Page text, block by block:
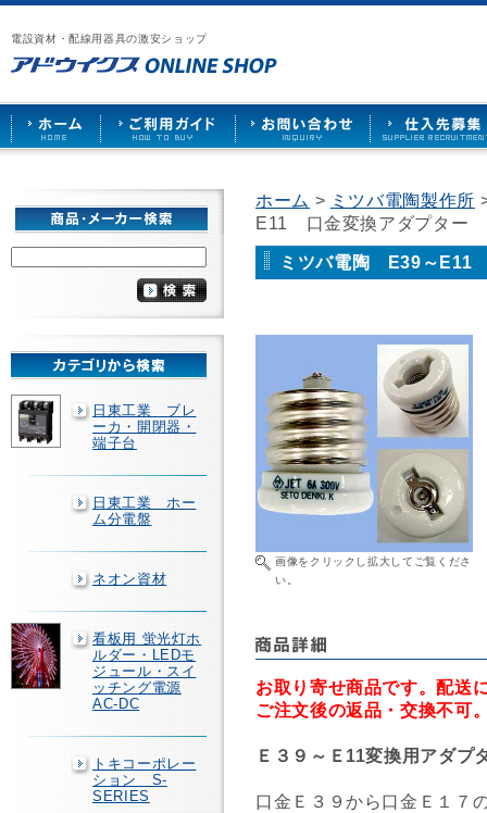
電設資材・配線用器具の激安ショップ
漏
電
ブ
レ
ー
カ
ー
や
照
ケ
ッ
ト
な
で
販
売
ア
ウ
イ
ス
HOME
ご
用
ガ
ド
お
い
合
せ
仕
先
募
日東工業 ブレ
ーカ・開閉器・
端子台
日東工業 ホー
ム分電盤
ネオン資材
看板用 蛍光灯ホ
ルダー・LEDモ
ジュール・スイ
ッチング電源
AC-DC
トキコーポレー
ション S-
SERIES
ホーム > ミツバ電陶製作所
E11 口金変換アダプター
ミツバ電陶 E39～E11
画像をクリックし拡大してご覧くださ
い。
お取り寄せ商品です。配送
ご注文後の返品・交換不可
Ｅ３９～Ｅ11変換用アダプ
口金Ｅ３９から口金Ｅ１７